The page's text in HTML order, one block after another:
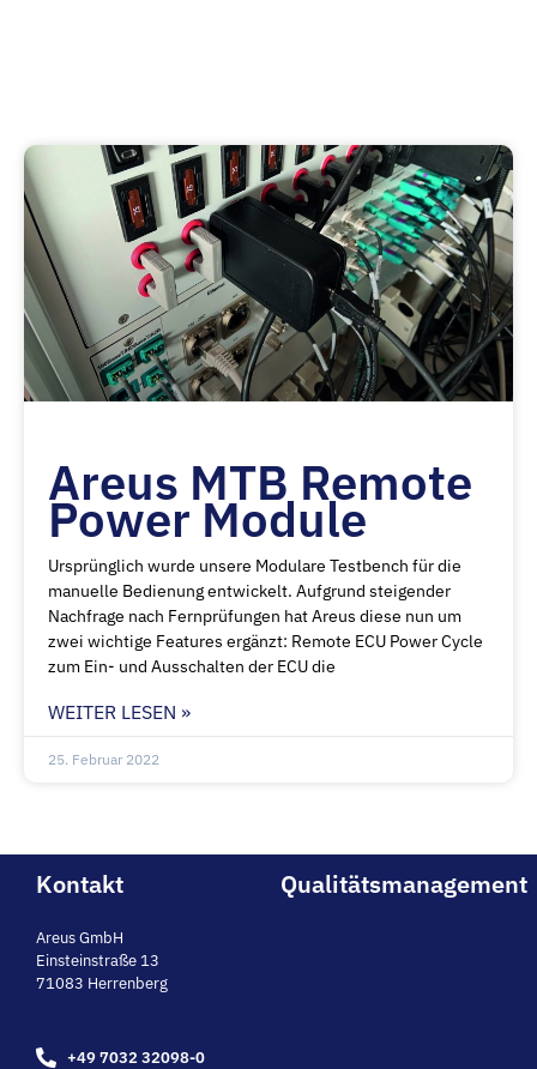
Areus MTB Remote
Power Module
Ursprünglich wurde unsere Modulare Testbench für die
manuelle Bedienung entwickelt. Aufgrund steigender
Nachfrage nach Fernprüfungen hat Areus diese nun um
zwei wichtige Features ergänzt: Remote ECU Power Cycle
zum Ein- und Ausschalten der ECU die
WEITER LESEN »
25. Februar 2022
Kontakt
Areus GmbH
Einsteinstraße 13
71083 Herrenberg
+49 7032 32098-0
Qualitätsmanagement